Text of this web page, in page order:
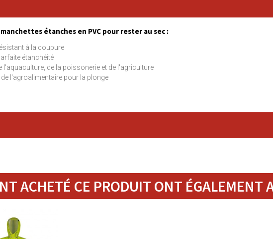
étanches en PVC pour rester au sec :
à la coupure
étanchéité
l'aquaculture, de la poissonerie et de l'agriculture
l'agroalimentaire pour la plonge
ACHETÉ CE PRODUIT ONT ÉGALEMENT